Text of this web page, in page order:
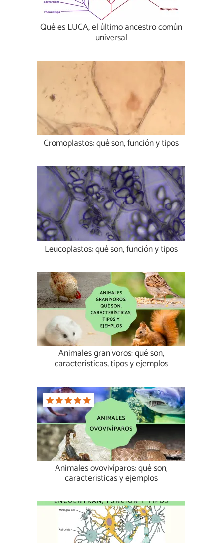
Qué es LUCA, el último ancestro común
universal
Cromoplastos: qué son, función y tipos
Leucoplastos: qué son, función y tipos
Animales granívoros: qué son,
características, tipos y ejemplos
Animales ovovivíparos: qué son,
características y ejemplos